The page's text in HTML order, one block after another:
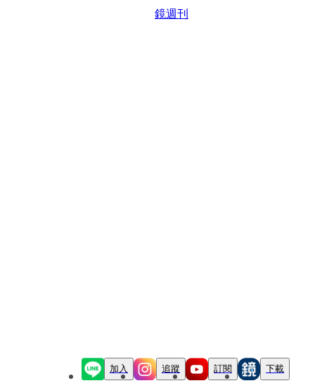
鏡週刊
加入 追蹤 訂閱 下載